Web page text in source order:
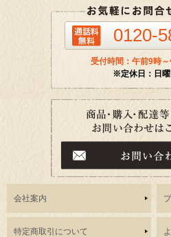
0120-
受付時間：午前9時
※定休日：日曜
会社案内
特定商取引について